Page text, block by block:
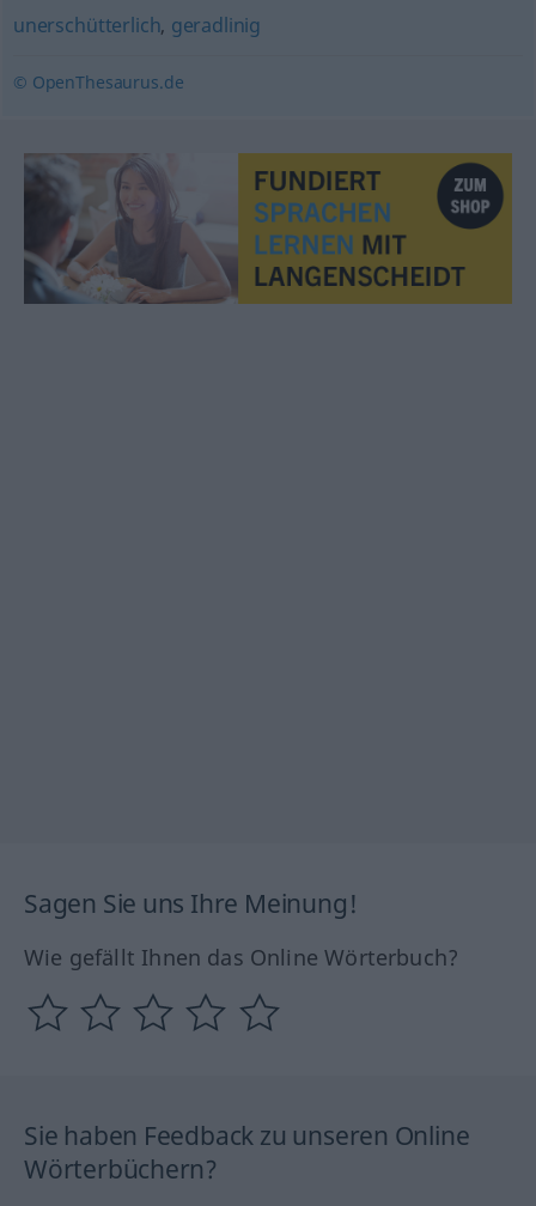
unerschütterlich, geradlinig
© OpenThesaurus.de
Sagen Sie uns Ihre Meinung!
Wie gefällt Ihnen das Online Wörterbuch?
Sie haben Feedback zu unseren Online
Wörterbüchern?